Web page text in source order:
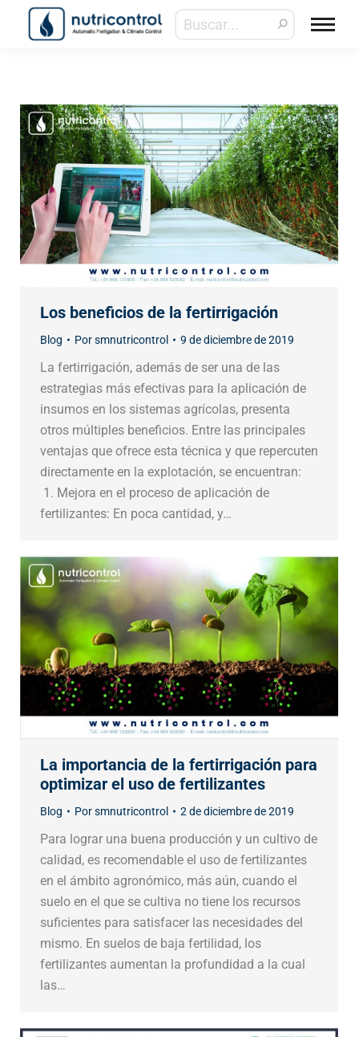
Los beneficios de la fertirrigación
Blog Porsmnutricontrol 9 de diciembre de 2019
La fertirrigación, además de ser una de las
estrategias más efectivas para la aplicación de
insumos en los sistemas agrícolas, presenta
otros múltiples beneficios. Entre las principales
ventajas que ofrece esta técnica y que repercuten
directamente en la explotación, se encuentran:
1. Mejora en el proceso de aplicación de
fertilizantes: En poca cantidad, y…
La importancia de la fertirrigación para
optimizar el uso de fertilizantes
Blog Porsmnutricontrol 2 de diciembre de 2019
Para lograr una buena producción y un cultivo de
calidad, es recomendable el uso de fertilizantes
en el ámbito agronómico, más aún, cuando el
suelo en el que se cultiva no tiene los recursos
suficientes para satisfacer las necesidades del
mismo. En suelos de baja fertilidad, los
fertilizantes aumentan la profundidad a la cual
las…